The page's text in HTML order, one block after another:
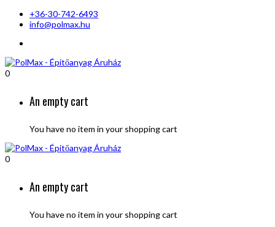
+36-30-742-6493
info@polmax.hu
0
An empty cart
You have no item in your shopping cart
0
An empty cart
You have no item in your shopping cart